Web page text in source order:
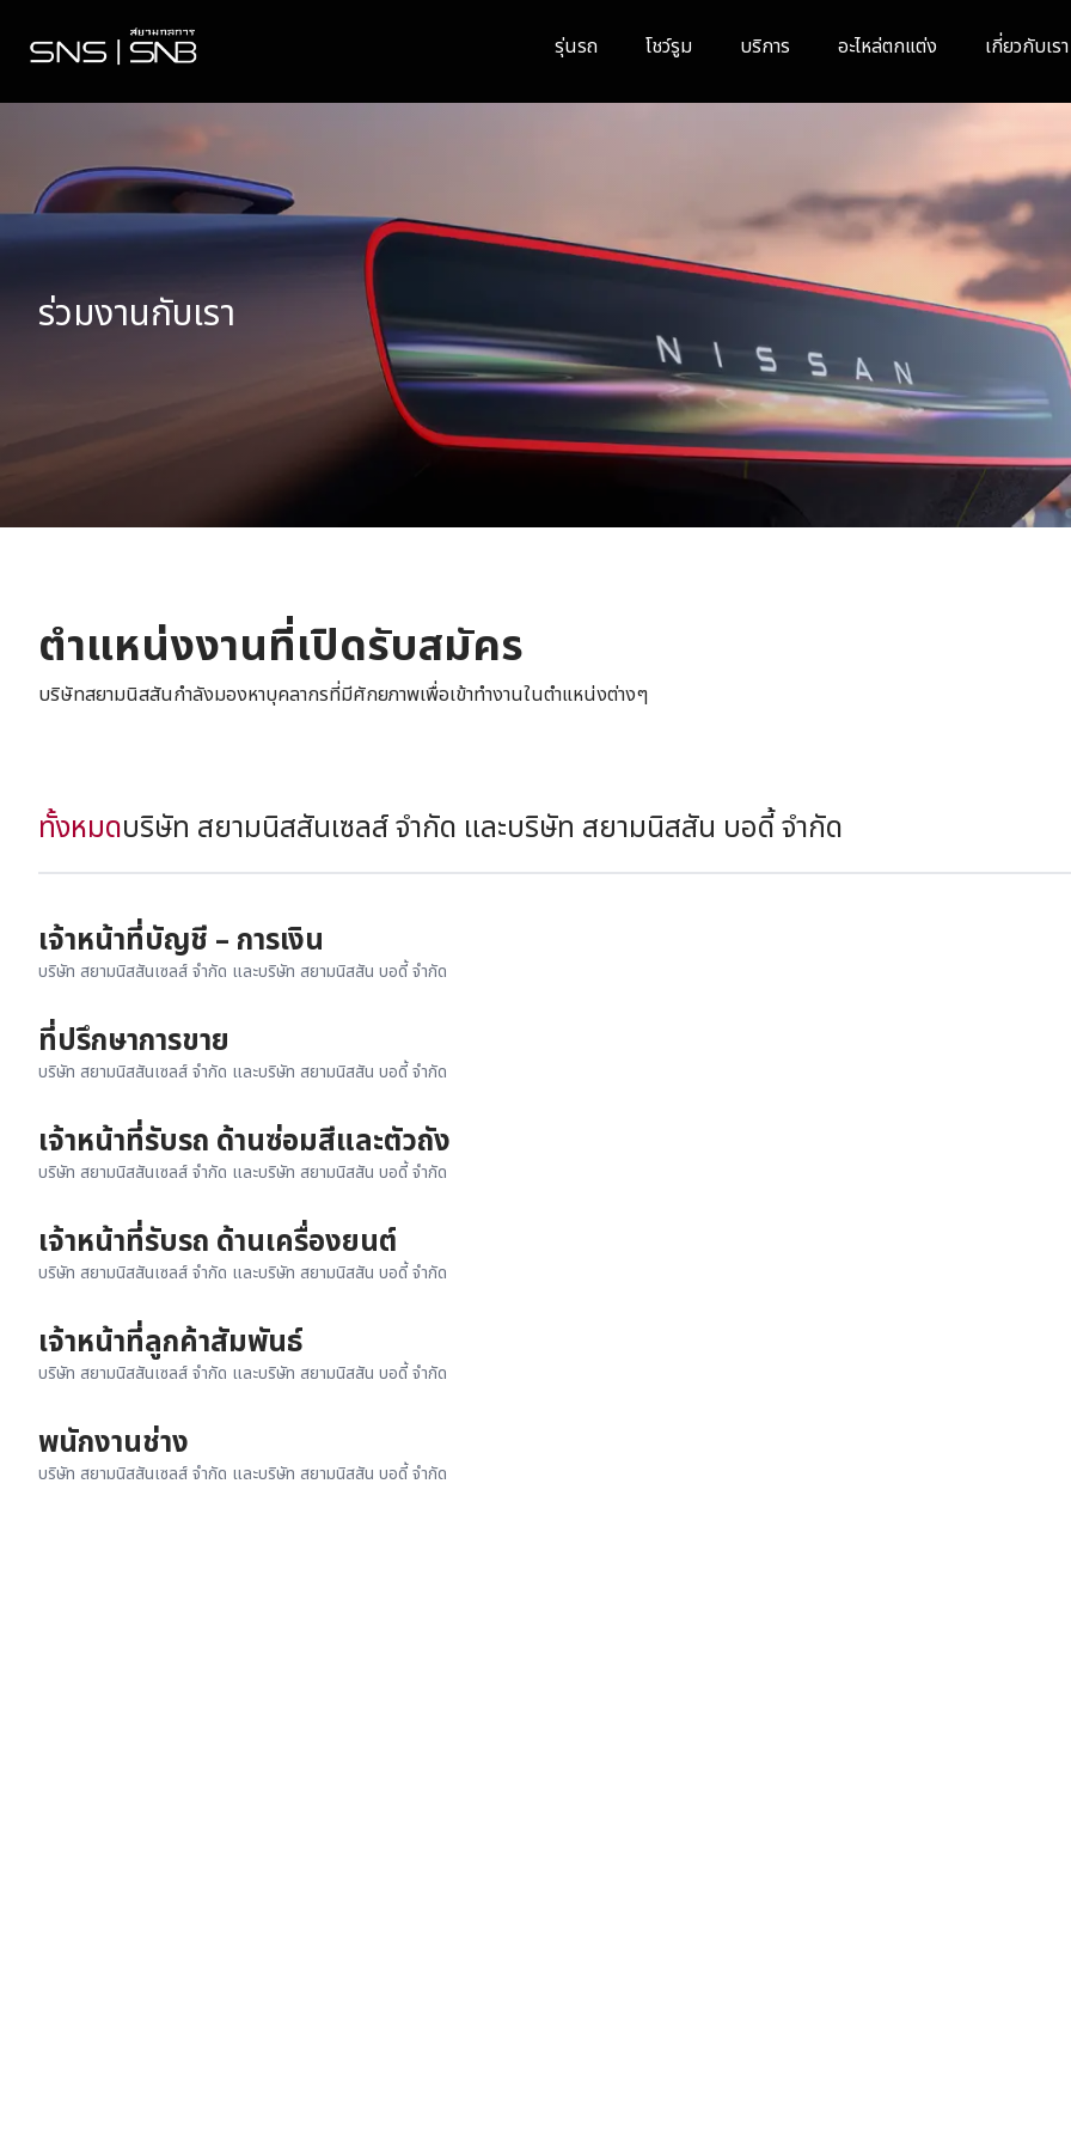
รุ่นรถ โชว์รูม บริการ อะไหล่ตกแต่ง เกี่ยวกับเรา
ร่วมงานกับเรา
ตำแหน่งงานที่เปิดรับสมัคร
บริษัทสยามนิสสันกำลังมองหาบุคลากรที่มีศักยภาพเพื่อเข้าทำงานในตำแหน่งต่างๆ
ทั้งหมดบริษัท สยามนิสสันเซลส์ จำกัด และบริษัท สยามนิสสัน บอดี้ จำกัด
เจ้าหน้าที่บัญชี – การเงิน
บริษัท สยามนิสสันเซลส์ จำกัด และบริษัท สยามนิสสัน บอดี้ จำกัด
ที่ปรึกษาการขาย
บริษัท สยามนิสสันเซลส์ จำกัด และบริษัท สยามนิสสัน บอดี้ จำกัด
เจ้าหน้าที่รับรถ ด้านซ่อมสีและตัวถัง
บริษัท สยามนิสสันเซลส์ จำกัด และบริษัท สยามนิสสัน บอดี้ จำกัด
เจ้าหน้าที่รับรถ ด้านเครื่องยนต์
บริษัท สยามนิสสันเซลส์ จำกัด และบริษัท สยามนิสสัน บอดี้ จำกัด
เจ้าหน้าที่ลูกค้าสัมพันธ์
บริษัท สยามนิสสันเซลส์ จำกัด และบริษัท สยามนิสสัน บอดี้ จำกัด
พนักงานช่าง
บริษัท สยามนิสสันเซลส์ จำกัด และบริษัท สยามนิสสัน บอดี้ จำกัด